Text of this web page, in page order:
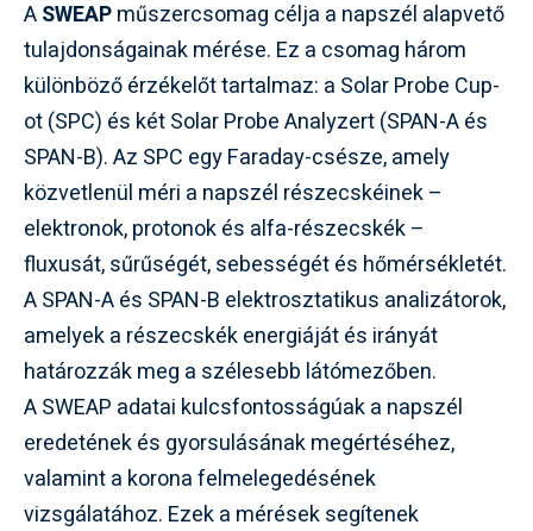
ASWEAPműszercsomag célja a napszél alapvető
tulajdonságainak mérése. Ez a csomag három
különböző érzékelőt tartalmaz: a Solar Probe Cup-
ot (SPC) és két Solar Probe Analyzert (SPAN-A és
SPAN-B). Az SPC egy Faraday-csésze, amely
közvetlenül méri a napszél részecskéinek –
elektronok, protonok és alfa-részecskék –
fluxusát, sűrűségét, sebességét és hőmérsékletét.
A SPAN-A és SPAN-B elektrosztatikus analizátorok,
amelyek a részecskék energiáját és irányát
határozzák meg a szélesebb látómezőben.
A SWEAP adatai kulcsfontosságúak a napszél
eredetének és gyorsulásának megértéséhez,
valamint a korona felmelegedésének
vizsgálatához. Ezek a mérések segítenek